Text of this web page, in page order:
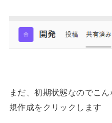
まだ、初期状態なのでこ
規作成をクリックします